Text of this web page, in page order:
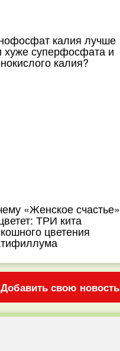
калия лучше
хуже суперфосфата и
калия?
«Женское счастье»
ТРИ кита
цветения
свою новость